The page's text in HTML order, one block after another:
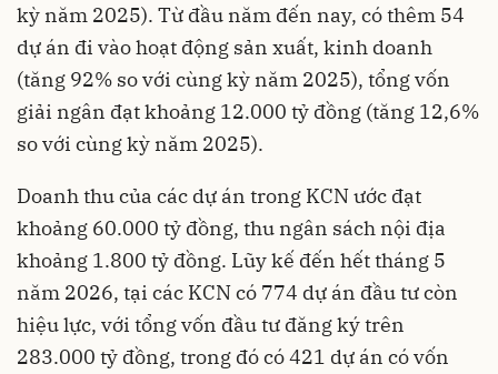
kỳ năm 2025). Từ đầu năm đến nay, có thêm 54
dự án đi vào hoạt động sản xuất, kinh doanh
(tăng 92% so với cùng kỳ năm 2025), tổng vốn
giải ngân đạt khoảng 12.000 tỷ đồng (tăng 12,6%
so với cùng kỳ năm 2025).
Doanh thu của các dự án trong KCN ước đạt
khoảng 60.000 tỷ đồng, thu ngân sách nội địa
khoảng 1.800 tỷ đồng. Lũy kế đến hết tháng 5
năm 2026, tại các KCN có 774 dự án đầu tư còn
hiệu lực, với tổng vốn đầu tư đăng ký trên
283.000 tỷ đồng, trong đó có 421 dự án có vốn